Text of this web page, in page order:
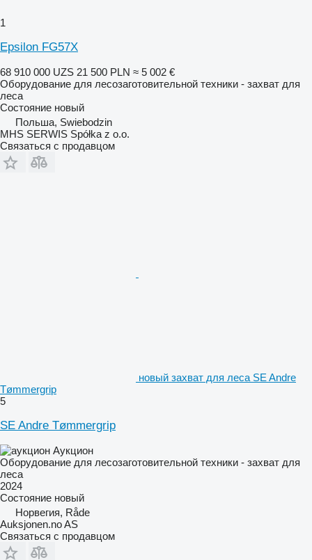
1
Epsilon FG57X
68 910 000 UZS 21 500 PLN ≈ 5 002 €
Оборудование для лесозаготовительной техники - захват для
леса
Состояние новый
Польша, Swiebodzin
MHS SERWIS Spółka z o.o.
Связаться с продавцом
новый захват для леса SE Andre
Tømmergrip
5
SE Andre Tømmergrip
Аукцион
Оборудование для лесозаготовительной техники - захват для
леса
2024
Состояние новый
Норвегия, Råde
Auksjonen.no AS
Связаться с продавцом